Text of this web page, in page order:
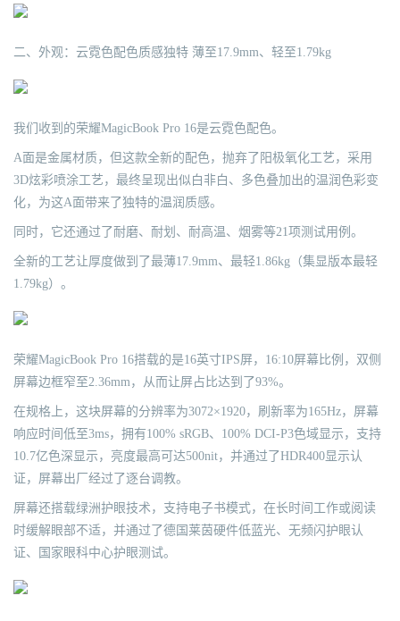
二、外观：云霓色配色质感独特 薄至17.9mm、轻至1.79kg
我们收到的荣耀MagicBook Pro 16是云霓色配色。
A面是金属材质，但这款全新的配色，抛弃了阳极氧化工艺，采用
3D炫彩喷涂工艺，最终呈现出似白非白、多色叠加出的温润色彩变
化，为这A面带来了独特的温润质感。
同时，它还通过了耐磨、耐划、耐高温、烟雾等21项测试用例。
全新的工艺让厚度做到了最薄17.9mm、最轻1.86kg（集显版本最轻
1.79kg）。
荣耀MagicBook Pro 16搭载的是16英寸IPS屏，16:10屏幕比例，双侧
屏幕边框窄至2.36mm，从而让屏占比达到了93%。
在规格上，这块屏幕的分辨率为3072×1920，刷新率为165Hz，屏幕
响应时间低至3ms，拥有100% sRGB、100% DCI-P3色域显示，支持
10.7亿色深显示，亮度最高可达500nit，并通过了HDR400显示认
证，屏幕出厂经过了逐台调教。
屏幕还搭载绿洲护眼技术，支持电子书模式，在长时间工作或阅读
时缓解眼部不适，并通过了德国莱茵硬件低蓝光、无频闪护眼认
证、国家眼科中心护眼测试。